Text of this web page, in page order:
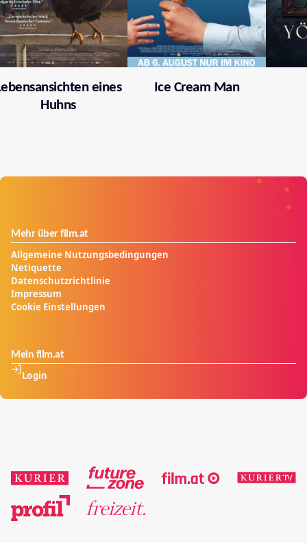
eines
Huhns
Ice Cream Man
Mehr über film.at
Allgemeine Nutzungsbedingungen
Netiquette
Datenschutzrichtlinie
Impressum
Cookie Einstellungen
Mein film.at
Login